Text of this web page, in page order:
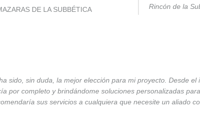
DE LA SUBBÉTICA
Rincón de la
sido, sin duda, la mejor elección para mi proyecto. Desde
por completo y brindándome soluciones personalizadas
sus servicios a cualquiera que necesite un aliado